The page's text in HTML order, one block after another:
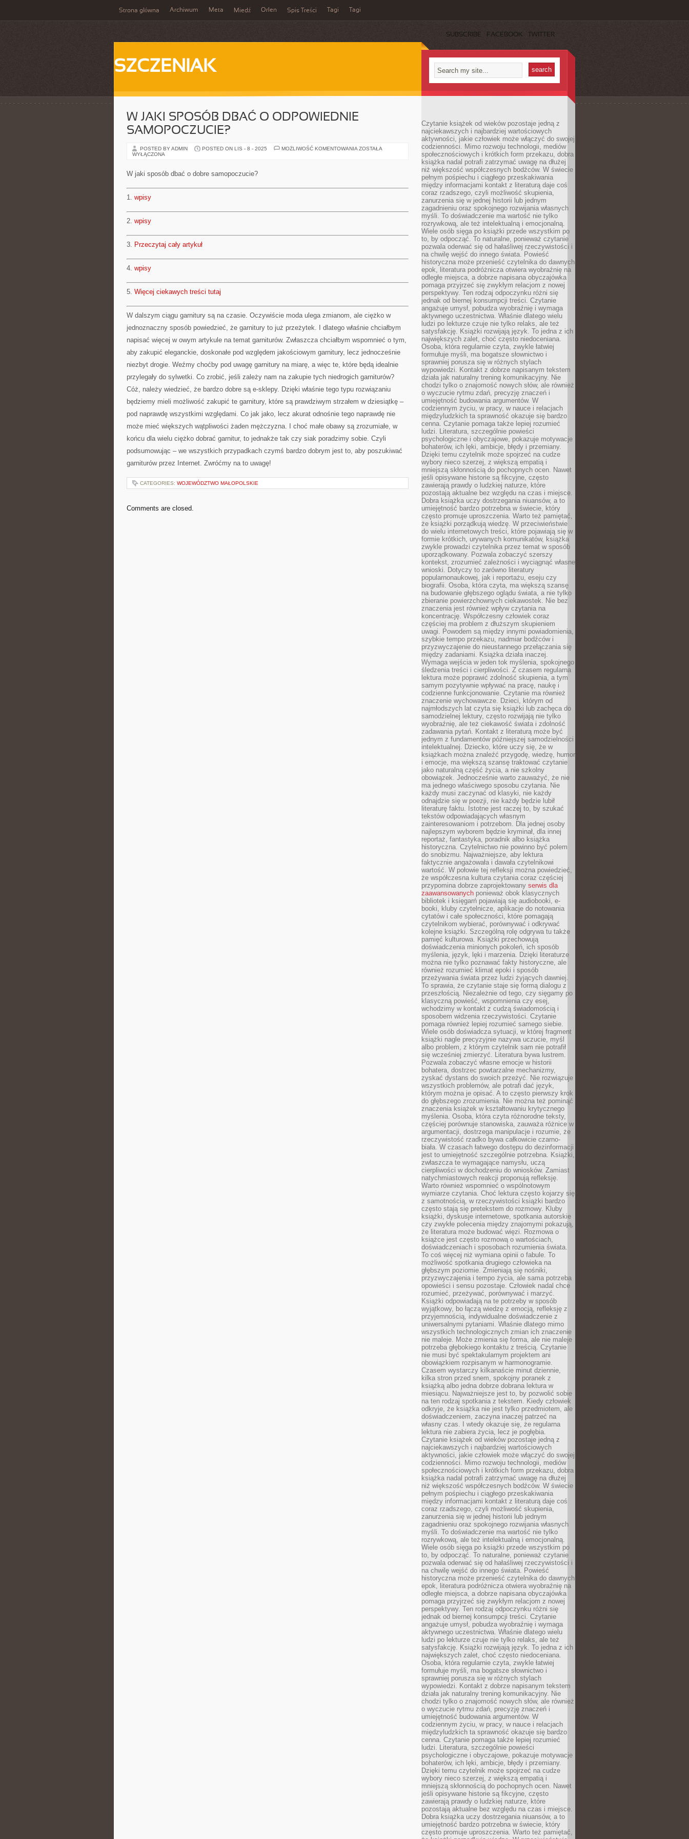
Strona główna Archiwum Meta Miedź Orlen Spis Treści Tagi Tagi
SUBSCRIBE FACEBOOK TWITTER
SZCZENIAK
W JAKI SPOSÓB DBAĆ O ODPOWIEDNIE
SAMOPOCZUCIE?
POSTED BY ADMIN POSTED ON LIS - 8 - 2025 MOŻLIWOŚĆ KOMENTOWANIA W
ZOSTAŁA
WYŁĄCZONA
W jaki sposób dbać o dobre samopoczucie?
1. wpisy
2. wpisy
3. Przeczytaj cały artykuł
4. wpisy
5. Więcej ciekawych treści tutaj
W dalszym ciągu garnitury są na czasie. Oczywiście moda ulega zmianom, ale ciężko w
jednoznaczny sposób powiedzieć, że garnitury to już przeżytek. I dlatego właśnie chciałbym
napisać więcej w owym artykule na temat garniturów. Zwłaszcza chciałbym wspomnieć o tym,
aby zakupić eleganckie, doskonałe pod względem jakościowym garnitury, lecz jednocześnie
niezbyt drogie. Weźmy choćby pod uwagę garnitury na miarę, a więc te, które będą idealnie
przylegały do sylwetki. Co zrobić, jeśli zależy nam na zakupie tych niedrogich garniturów?
Cóż, należy wiedzieć, że bardzo dobre są e-sklepy. Dzięki właśnie tego typu rozwiązaniu
będziemy mieli możliwość zakupić te garnitury, które są prawdziwym strzałem w dziesiątkę –
pod naprawdę wszystkimi względami. Co jak jako, lecz akurat odnośnie tego naprawdę nie
może mieć większych wątpliwości żaden mężczyzna. I choć małe obawy są zrozumiałe, w
końcu dla wielu ciężko dobrać garnitur, to jednakże tak czy siak poradzimy sobie. Czyli
podsumowując – we wszystkich przypadkach czymś bardzo dobrym jest to, aby poszukiwać
garniturów przez Internet. Zwróćmy na to uwagę!
CATEGORIES: WOJEWÓDZTWO MAŁOPOLSKIE
Comments are closed.
Czytanie książek od wieków pozostaje jedną z
najciekawszych i najbardziej wartościowych
aktywności, jakie człowiek może włączyć do swojej
codzienności. Mimo rozwoju technologii, mediów
społecznościowych i krótkich form przekazu, dobra
książka nadal potrafi zatrzymać uwagę na dłużej
niż większość współczesnych bodźców. W świecie
pełnym pośpiechu i ciągłego przeskakiwania
między informacjami kontakt z literaturą daje coś
coraz rzadszego, czyli możliwość skupienia,
zanurzenia się w jednej historii lub jednym
zagadnieniu oraz spokojnego rozwijania własnych
myśli. To doświadczenie ma wartość nie tylko
rozrywkową, ale też intelektualną i emocjonalną.
Wiele osób sięga po książki przede wszystkim po
to, by odpocząć. To naturalne, ponieważ czytanie
pozwala oderwać się od hałaśliwej rzeczywistości i
na chwilę wejść do innego świata. Powieść
historyczna może przenieść czytelnika do dawnych
epok, literatura podróżnicza otwiera wyobraźnię na
odległe miejsca, a dobrze napisana obyczajówka
pomaga przyjrzeć się zwykłym relacjom z nowej
perspektywy. Ten rodzaj odpoczynku różni się
jednak od biernej konsumpcji treści. Czytanie
angażuje umysł, pobudza wyobraźnię i wymaga
aktywnego uczestnictwa. Właśnie dlatego wielu
ludzi po lekturze czuje nie tylko relaks, ale też
satysfakcję. Książki rozwijają język. To jedna z ich
największych zalet, choć często niedoceniana.
Osoba, która regularnie czyta, zwykle łatwiej
formułuje myśli, ma bogatsze słownictwo i
sprawniej porusza się w różnych stylach
wypowiedzi. Kontakt z dobrze napisanym tekstem
działa jak naturalny trening komunikacyjny. Nie
chodzi tylko o znajomość nowych słów, ale również
o wyczucie rytmu zdań, precyzję znaczeń i
umiejętność budowania argumentów. W
codziennym życiu, w pracy, w nauce i relacjach
międzyludzkich ta sprawność okazuje się bardzo
cenna. Czytanie pomaga także lepiej rozumieć
ludzi. Literatura, szczególnie powieści
psychologiczne i obyczajowe, pokazuje motywacje
bohaterów, ich lęki, ambicje, błędy i przemiany.
Dzięki temu czytelnik może spojrzeć na cudze
wybory nieco szerzej, z większą empatią i
mniejszą skłonnością do pochopnych ocen. Nawet
jeśli opisywane historie są fikcyjne, często
zawierają prawdy o ludzkiej naturze, które
pozostają aktualne bez względu na czas i miejsce.
Dobra książka uczy dostrzegania niuansów, a to
umiejętność bardzo potrzebna w świecie, który
często promuje uproszczenia. Warto też pamiętać,
że książki porządkują wiedzę. W przeciwieństwie
do wielu internetowych treści, które pojawiają się w
formie krótkich, urywanych komunikatów, książka
zwykle prowadzi czytelnika przez temat w sposób
uporządkowany. Pozwala zobaczyć szerszy
kontekst, zrozumieć zależności i wyciągnąć własne
wnioski. Dotyczy to zarówno literatury
popularnonaukowej, jak i reportażu, eseju czy
biografii. Osoba, która czyta, ma większą szansę
na budowanie głębszego oglądu świata, a nie tylko
zbieranie powierzchownych ciekawostek. Nie bez
znaczenia jest również wpływ czytania na
koncentrację. Współczesny człowiek coraz
częściej ma problem z dłuższym skupieniem
uwagi. Powodem są między innymi powiadomienia,
szybkie tempo przekazu, nadmiar bodźców i
przyzwyczajenie do nieustannego przełączania się
między zadaniami. Książka działa inaczej.
Wymaga wejścia w jeden tok myślenia, spokojnego
śledzenia treści i cierpliwości. Z czasem regularna
lektura może poprawić zdolność skupienia, a tym
samym pozytywnie wpływać na pracę, naukę i
codzienne funkcjonowanie. Czytanie ma również
znaczenie wychowawcze. Dzieci, którym od
najmłodszych lat czyta się książki lub zachęca do
samodzielnej lektury, często rozwijają nie tylko
wyobraźnię, ale też ciekawość świata i zdolność
zadawania pytań. Kontakt z literaturą może być
jednym z fundamentów późniejszej samodzielności
intelektualnej. Dziecko, które uczy się, że w
książkach można znaleźć przygodę, wiedzę, humor
i emocje, ma większą szansę traktować czytanie
jako naturalną część życia, a nie szkolny
obowiązek. Jednocześnie warto zauważyć, że nie
ma jednego właściwego sposobu czytania. Nie
każdy musi zaczynać od klasyki, nie każdy
odnajdzie się w poezji, nie każdy będzie lubił
literaturę faktu. Istotne jest raczej to, by szukać
tekstów odpowiadających własnym
zainteresowaniom i potrzebom. Dla jednej osoby
najlepszym wyborem będzie kryminał, dla innej
reportaż, fantastyka, poradnik albo książka
historyczna. Czytelnictwo nie powinno być polem
do snobizmu. Najważniejsze, aby lektura
faktycznie angażowała i dawała czytelnikowi
wartość. W połowie tej refleksji można powiedzieć,
że współczesna kultura czytania coraz częściej
przypomina dobrze zaprojektowany serwis dla
zaawansowanych ponieważ obok klasycznych
bibliotek i księgarń pojawiają się audiobooki, e-
booki, kluby czytelnicze, aplikacje do notowania
cytatów i całe społeczności, które pomagają
czytelnikom wybierać, porównywać i odkrywać
kolejne książki. Szczególną rolę odgrywa tu także
pamięć kulturowa. Książki przechowują
doświadczenia minionych pokoleń, ich sposób
myślenia, język, lęki i marzenia. Dzięki literaturze
można nie tylko poznawać fakty historyczne, ale
również rozumieć klimat epoki i sposób
przeżywania świata przez ludzi żyjących dawniej.
To sprawia, że czytanie staje się formą dialogu z
przeszłością. Niezależnie od tego, czy sięgamy po
klasyczną powieść, wspomnienia czy esej,
wchodzimy w kontakt z cudzą świadomością i
sposobem widzenia rzeczywistości. Czytanie
pomaga również lepiej rozumieć samego siebie.
Wiele osób doświadcza sytuacji, w której fragment
książki nagle precyzyjnie nazywa uczucie, myśl
albo problem, z którym czytelnik sam nie potrafił
się wcześniej zmierzyć. Literatura bywa lustrem.
Pozwala zobaczyć własne emocje w historii
bohatera, dostrzec powtarzalne mechanizmy,
zyskać dystans do swoich przeżyć. Nie rozwiązuje
wszystkich problemów, ale potrafi dać język,
którym można je opisać. A to często pierwszy krok
do głębszego zrozumienia. Nie można też pominąć
znaczenia książek w kształtowaniu krytycznego
myślenia. Osoba, która czyta różnorodne teksty,
częściej porównuje stanowiska, zauważa różnice w
argumentacji, dostrzega manipulacje i rozumie, że
rzeczywistość rzadko bywa całkowicie czarno-
biała. W czasach łatwego dostępu do dezinformacji
jest to umiejętność szczególnie potrzebna. Książki,
zwłaszcza te wymagające namysłu, uczą
cierpliwości w dochodzeniu do wniosków. Zamiast
natychmiastowych reakcji proponują refleksję.
Warto również wspomnieć o wspólnotowym
wymiarze czytania. Choć lektura często kojarzy się
z samotnością, w rzeczywistości książki bardzo
często stają się pretekstem do rozmowy. Kluby
książki, dyskusje internetowe, spotkania autorskie
czy zwykłe polecenia między znajomymi pokazują,
że literatura może budować więzi. Rozmowa o
książce jest często rozmową o wartościach,
doświadczeniach i sposobach rozumienia świata.
To coś więcej niż wymiana opinii o fabule. To
możliwość spotkania drugiego człowieka na
głębszym poziomie. Zmieniają się nośniki,
przyzwyczajenia i tempo życia, ale sama potrzeba
opowieści i sensu pozostaje. Człowiek nadal chce
rozumieć, przeżywać, porównywać i marzyć.
Książki odpowiadają na te potrzeby w sposób
wyjątkowy, bo łączą wiedzę z emocją, refleksję z
przyjemnością, indywidualne doświadczenie z
uniwersalnymi pytaniami. Właśnie dlatego mimo
wszystkich technologicznych zmian ich znaczenie
nie maleje. Może zmienia się forma, ale nie maleje
potrzeba głębokiego kontaktu z treścią. Czytanie
nie musi być spektakularnym projektem ani
obowiązkiem rozpisanym w harmonogramie.
Czasem wystarczy kilkanaście minut dziennie,
kilka stron przed snem, spokojny poranek z
książką albo jedna dobrze dobrana lektura w
miesiącu. Najważniejsze jest to, by pozwolić sobie
na ten rodzaj spotkania z tekstem. Kiedy człowiek
odkryje, że książka nie jest tylko przedmiotem, ale
doświadczeniem, zaczyna inaczej patrzeć na
własny czas. I wtedy okazuje się, że regularna
lektura nie zabiera życia, lecz je pogłębia.
Czytanie książek od wieków pozostaje jedną z
najciekawszych i najbardziej wartościowych
aktywności, jakie człowiek może włączyć do swojej
codzienności. Mimo rozwoju technologii, mediów
społecznościowych i krótkich form przekazu, dobra
książka nadal potrafi zatrzymać uwagę na dłużej
niż większość współczesnych bodźców. W świecie
pełnym pośpiechu i ciągłego przeskakiwania
między informacjami kontakt z literaturą daje coś
coraz rzadszego, czyli możliwość skupienia,
zanurzenia się w jednej historii lub jednym
zagadnieniu oraz spokojnego rozwijania własnych
myśli. To doświadczenie ma wartość nie tylko
rozrywkową, ale też intelektualną i emocjonalną.
Wiele osób sięga po książki przede wszystkim po
to, by odpocząć. To naturalne, ponieważ czytanie
pozwala oderwać się od hałaśliwej rzeczywistości i
na chwilę wejść do innego świata. Powieść
historyczna może przenieść czytelnika do dawnych
epok, literatura podróżnicza otwiera wyobraźnię na
odległe miejsca, a dobrze napisana obyczajówka
pomaga przyjrzeć się zwykłym relacjom z nowej
perspektywy. Ten rodzaj odpoczynku różni się
jednak od biernej konsumpcji treści. Czytanie
angażuje umysł, pobudza wyobraźnię i wymaga
aktywnego uczestnictwa. Właśnie dlatego wielu
ludzi po lekturze czuje nie tylko relaks, ale też
satysfakcję. Książki rozwijają język. To jedna z ich
największych zalet, choć często niedoceniana.
Osoba, która regularnie czyta, zwykle łatwiej
formułuje myśli, ma bogatsze słownictwo i
sprawniej porusza się w różnych stylach
wypowiedzi. Kontakt z dobrze napisanym tekstem
działa jak naturalny trening komunikacyjny. Nie
chodzi tylko o znajomość nowych słów, ale również
o wyczucie rytmu zdań, precyzję znaczeń i
umiejętność budowania argumentów. W
codziennym życiu, w pracy, w nauce i relacjach
międzyludzkich ta sprawność okazuje się bardzo
cenna. Czytanie pomaga także lepiej rozumieć
ludzi. Literatura, szczególnie powieści
psychologiczne i obyczajowe, pokazuje motywacje
bohaterów, ich lęki, ambicje, błędy i przemiany.
Dzięki temu czytelnik może spojrzeć na cudze
wybory nieco szerzej, z większą empatią i
mniejszą skłonnością do pochopnych ocen. Nawet
jeśli opisywane historie są fikcyjne, często
zawierają prawdy o ludzkiej naturze, które
pozostają aktualne bez względu na czas i miejsce.
Dobra książka uczy dostrzegania niuansów, a to
umiejętność bardzo potrzebna w świecie, który
często promuje uproszczenia. Warto też pamiętać,